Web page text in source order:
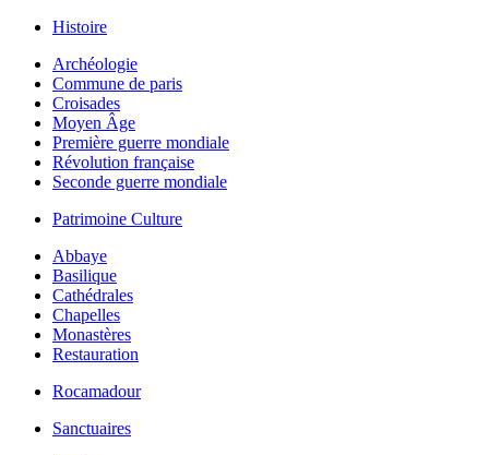
Histoire
Archéologie
Commune de paris
Croisades
Moyen Âge
Première guerre mondiale
Révolution française
Seconde guerre mondiale
Patrimoine Culture
Abbaye
Basilique
Cathédrales
Chapelles
Monastères
Restauration
Rocamadour
Sanctuaires